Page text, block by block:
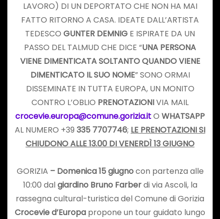
LAVORO) DI UN DEPORTATO CHE NON HA MAI
FATTO RITORNO A CASA. IDEATE DALL’ARTISTA
TEDESCO GUNTER DEMNIG E ISPIRATE DA UN
PASSO DEL TALMUD CHE DICE “UNA PERSONA
VIENE DIMENTICATA SOLTANTO QUANDO VIENE
DIMENTICATO IL SUO NOME” SONO ORMAI
DISSEMINATE IN TUTTA EUROPA, UN MONITO
CONTRO L’OBLIO PRENOTAZIONIVIA MAIL
crocevie.europa@comune.gorizia.itO WHATSAPP
AL NUMERO +39 335 7707746; LE PRENOTAZIONI SI
CHIUDONO ALLE 13.00 DI VENERDÌ 13 GIUGNO
GORIZIA – Domenica 15 giugnocon partenza alle
10:00 dalgiardino Bruno Farberdi via Ascoli, la
rassegna cultural-turistica del Comune di Gorizia
Crocevie d’Europa propone un tour guidato lungo